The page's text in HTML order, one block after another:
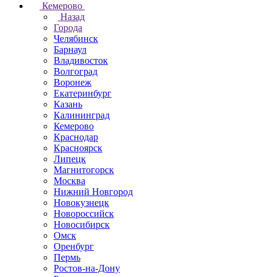
Кемерово
Назад
Города
Челябинск
Барнаул
Владивосток
Волгоград
Воронеж
Екатеринбург
Казань
Калининград
Кемерово
Краснодар
Красноярск
Липецк
Магнитогорск
Москва
Нижний Новгород
Новокузнецк
Новороссийск
Новосибирск
Омск
Оренбург
Пермь
Ростов-на-Дону